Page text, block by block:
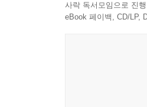
획기적인 기술로 스
실리콘밸리 스타
기술 시대의 윤리
기술과학자에게도
이 책은 오늘날 세
기술 산업이 끼치는
사락 독서모임으로 진
eBook 페이백, CD/LP,